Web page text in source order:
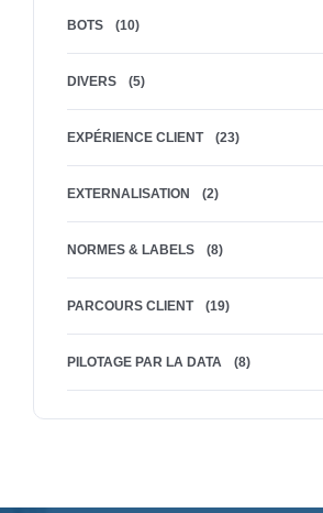
BOTS (10)
DIVERS (5)
EXPÉRIENCE CLIENT (23)
EXTERNALISATION (2)
NORMES & LABELS (8)
PARCOURS CLIENT (19)
PILOTAGE PAR LA DATA (8)